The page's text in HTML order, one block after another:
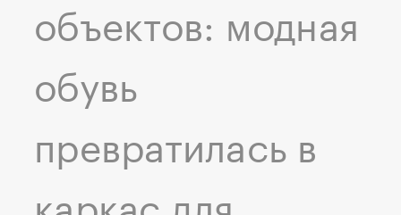
объектов: модная
обувь
превратилась в